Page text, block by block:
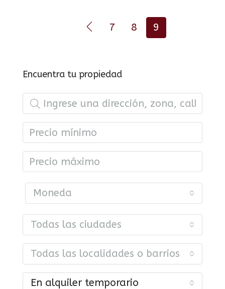
7 8 9
Encuentra tu propiedad
Moneda
Todas las ciudades
Todas las localidades o barrios
En alquiler temporario